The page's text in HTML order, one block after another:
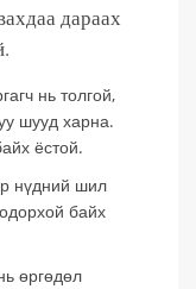
дараах
нь толгой,
шууд харна.
ёстой.
нүдний шил
байх
өргөдөл